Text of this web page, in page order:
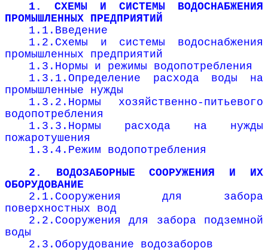
1. СХЕМЫ И СИСТЕМЫ ВОДОСНАБЖЕНИЯ
ПРОМЫШЛЕННЫХ ПРЕДПРИЯТИЙ
1.1.Введение
1.2.Схемы и системы водоснабжения
промышленных предприятий
1.3.Нормы и режимы водопотребления
1.3.1.Определение расхода воды на
промышленные нужды
1.3.2.Нормы хозяйственно-питьевого
водопотребления
1.3.3.Нормы расхода на нужды
пожаротушения
1.3.4.Режим водопотребления
2. ВОДОЗАБОРНЫЕ СООРУЖЕНИЯ И ИХ
ОБОРУДОВАНИЕ
2.1.Сооружения для забора
поверхностных вод
2.2.Сооружения для забора подземной
воды
2.3.Оборудование водозаборов